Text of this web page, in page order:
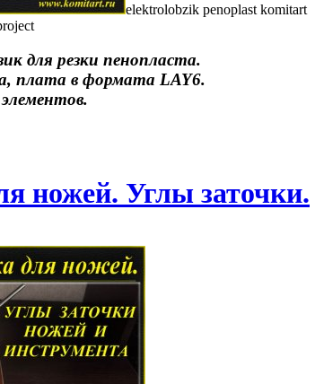
elektrolobzik penoplast komitart
для резки пенопласта.
плата в формата LAY6.
ножей. Углы заточки.